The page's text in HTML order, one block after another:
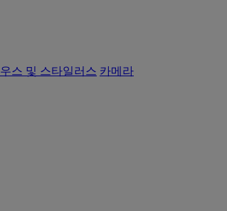
스 및 스타일러스 카메라